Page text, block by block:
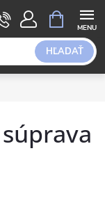
HĽADAŤ
KOŠÍK